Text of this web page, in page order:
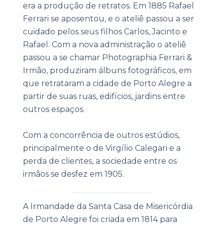
era a produção de retratos. Em 1885 Rafael
Ferrari se aposentou, e o ateliê passou a ser
cuidado pelos seus filhos Carlos, Jacinto e
Rafael. Com a nova administração o ateliê
passou a se chamar Photographia Ferrari &
Irmão, produziram álbuns fotográficos, em
que retrataram a cidade de Porto Alegre a
partir de suas ruas, edifícios, jardins entre
outros espaços.
Com a concorrência de outros estúdios,
principalmente o de Virgílio Calegari e a
perda de clientes, a sociedade entre os
irmãos se desfez em 1905.
A Irmandade da Santa Casa de Misericórdia
de Porto Alegre foi criada em 1814 para